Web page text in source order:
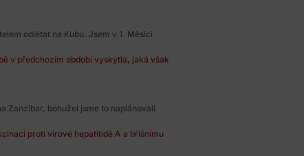
odlétat na Kubu. Jsem v 1. Měsíci
v předchozím období vyskytla, jaká však
Zanzibar, bohužel jsme to naplánovali
proti virové hepatitidě A a břišnímu